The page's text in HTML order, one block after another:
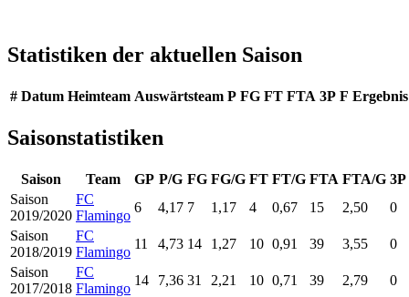
Statistiken der aktuellen Saison
# Datum Heimteam Auswärtsteam P FG FT FTA 3P F Ergebnis
Saisonstatistiken
Saison Team GP P/G FG FG/G FT FT/G FTA FTA/G 3P
Saison
2019/2020
FC
Flamingo
6 4,17 7 1,17 4 0,67 15 2,50
0
Saison
2018/2019
FC
Flamingo
11 4,73 14 1,27 10 0,91 39 3,55
0
Saison
2017/2018
FC
Flamingo
14 7,36 31 2,21 10 0,71 39 2,79
0